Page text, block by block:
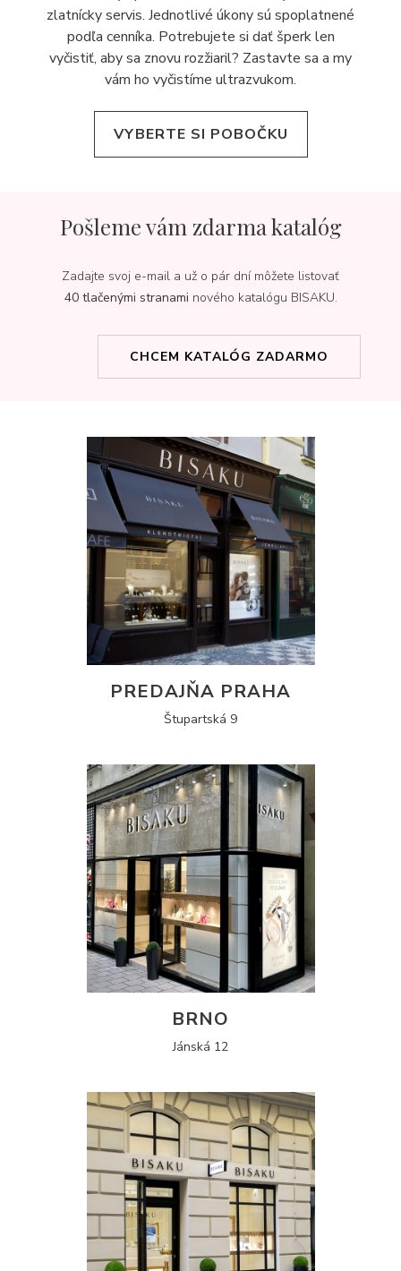
zlatnícky servis. Jednotlivé úkony sú spoplatnené
podľa cenníka. Potrebujete si dať šperk len
vyčistiť, aby sa znovu rozžiaril? Zastavte sa a my
vám ho vyčistíme ultrazvukom.
VYBERTE SI POBOČKU
Pošleme vám zdarma katalóg
Zadajte svoj e-mail a už o pár dní môžete listovať
40 tlačenými stranami nového katalógu BISAKU.
CHCEM KATALÓG ZADARMO
PREDAJŇA PRAHA
Štupartská 9
BRNO
Jánská 12